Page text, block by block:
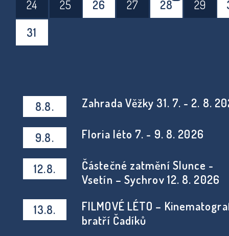
24 25 26 27 28 29
31
8.8. Zahrada Věžky 31. 7. - 2. 8.
9.8. Floria léto 7. - 9. 8. 2026
12.8.
Částečné zatmění Slunce -
Vsetín – Sychrov 12. 8. 2026
13.8.
FILMOVÉ LÉTO –
bratří Čadíků